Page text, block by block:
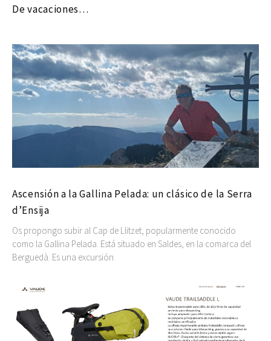
De vacaciones…
Ascensión a la Gallina Pelada: un clásico de la Serra
d’Ensija
Os propongo subir al Cap de Llitzet, popularmente conocido
como la Gallina Pelada. Está situado en Saldes, en la comarca del
Berguedà. Es una excursión